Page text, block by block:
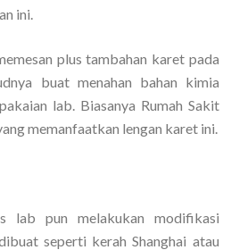
ini.
plus tambahan karet pada
buat menahan bahan kimia
lab. Biasanya Rumah Sakit
memanfaatkan lengan karet ini.
lab pun melakukan modifikasi
seperti kerah Shanghai atau